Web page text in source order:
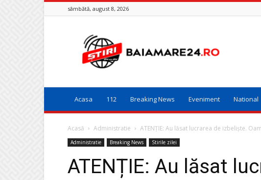
sâmbătă, august 8, 2026
Baia
Mare
24
Acasa 112 Breaking News Eveniment National
Acasă Administratie ATENȚIE: Au lăsat lucrarea de izbeliște.
Administratie Breaking News Stirile zilei
ATENȚIE: Au lăsat